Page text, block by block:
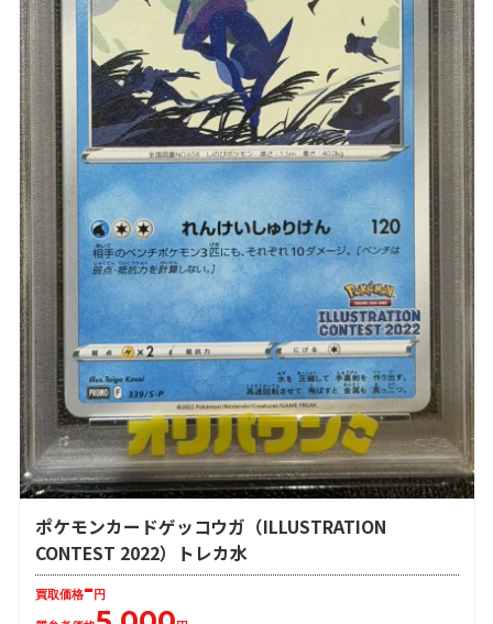
ポケモンカードゲッコウガ（ILLUSTRATION
CONTEST 2022）トレカ水
買取価格-円